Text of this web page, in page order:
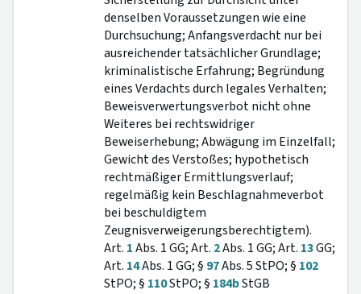
denselben Voraussetzungen wie eine
Durchsuchung; Anfangsverdacht nur bei
ausreichender tatsächlicher Grundlage;
kriminalistische Erfahrung; Begründung
eines Verdachts durch legales Verhalten;
Beweisverwertungsverbot nicht ohne
Weiteres bei rechtswidriger
Beweiserhebung; Abwägung im Einzelfall;
Gewicht des Verstoßes; hypothetisch
rechtmäßiger Ermittlungsverlauf;
regelmäßig kein Beschlagnahmeverbot
bei beschuldigtem
Zeugnisverweigerungsberechtigtem).
Art. 1Abs. 1 GG; Art. 2Abs. 1 GG; Art. 13GG;
Art. 14Abs. 1 GG; § 97Abs. 5 StPO; § 102
StPO; § 110StPO; § 184bStGB